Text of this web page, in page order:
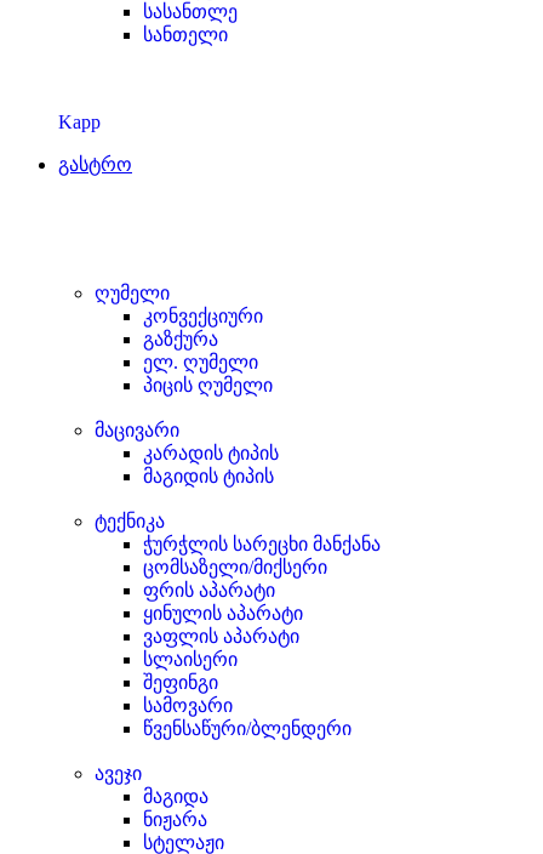
სასანთლე
სანთელი
Kapp
გასტრო
ღუმელი
კონვექციური
გაზქურა
ელ. ღუმელი
პიცის ღუმელი
მაცივარი
კარადის ტიპის
მაგიდის ტიპის
ტექნიკა
ჭურჭლის სარეცხი მანქანა
ცომსაზელი/მიქსერი
ფრის აპარატი
ყინულის აპარატი
ვაფლის აპარატი
სლაისერი
შეფინგი
სამოვარი
წვენსაწური/ბლენდერი
ავეჯი
მაგიდა
ნიჟარა
სტელაჟი